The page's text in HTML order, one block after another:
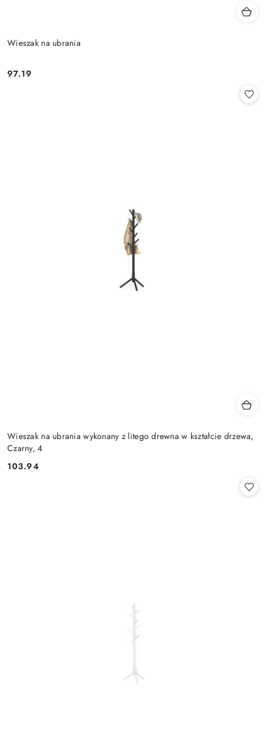
Wieszak na ubrania
Cena:
97.19
Wieszak na ubrania wykonany z litego drewna w kształcie drzewa,
Czarny, 4
Cena:
103.94